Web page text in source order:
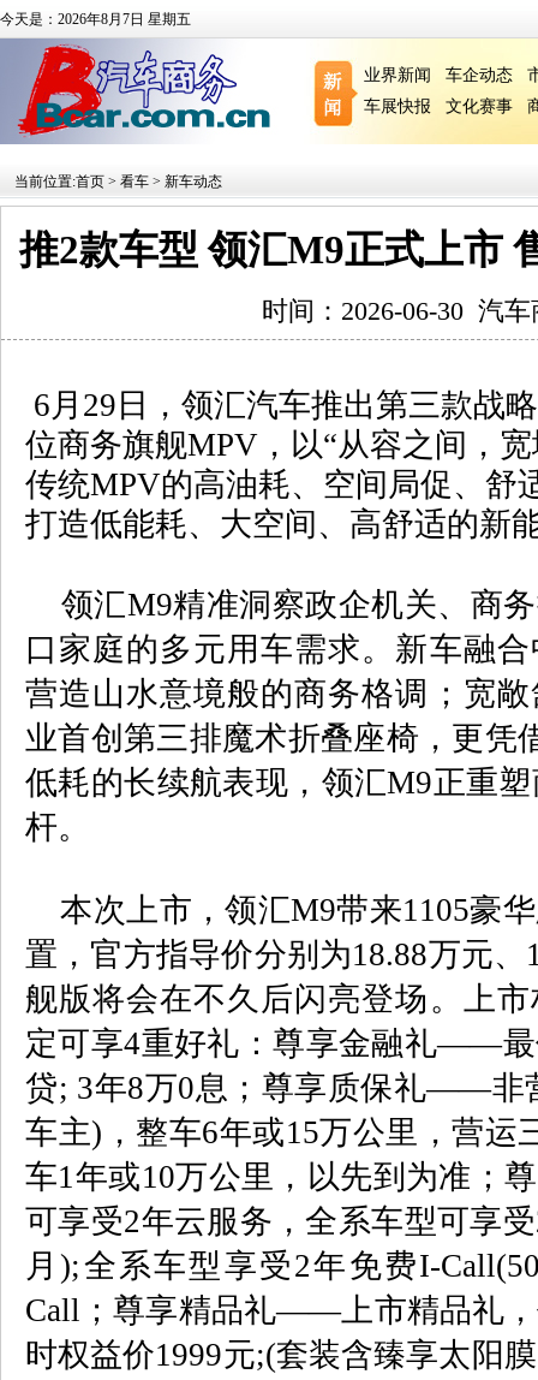
今天是：2026年8月7日 星期五
业界新闻 车企动态
车展快报
文化赛事
当前位置:首页 > 看车 > 新车动态
推2款车型 领汇M9正式上市
时间：2026-06-30 汽车
6月 29 日，领汇汽车推出第三款战
位商务旗舰MPV ，以“从容之间，
传统MPV的高油耗、空间局促、舒
打造低能耗、大空间、高舒适的新
领汇M9精准洞察政企机关、商
口家庭的多元用车需求。新车融
营造山水意境般的商务格调；宽
业首创第三排魔术折叠座椅，更凭
低耗的长续航表现，领汇M9正重
杆。
本次上市，领汇M9带来1105豪
置，官方指导价分别为18.88万元、
舰版将会在不久后闪亮登场。上
定可享4重好礼：尊享金融礼——
贷; 3年8万0息；尊享质保礼——非
车主) ，整车6年或15万公里，营运
车1年或10万公里，以先到为准；
可享受2年云服务，全系车型可享受
月);全系车型享受2年免费I-
Call ；尊享精品礼——上市精品礼
时权益价1999元;(套装含臻享太阳膜